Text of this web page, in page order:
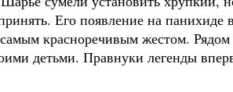
Его появление на панихиде
красноречивым жестом.
детьми. Правнуки легенды